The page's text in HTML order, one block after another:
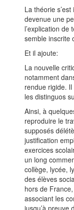
La théorie
devenue une
l’explication de
semble inscrite
Et il ajoute:
La nouvelle
notamment
rendue rigide.
les distinguos
Ainsi, à
reproduire le
supposés
justification
exercices
un long
collège, lycée,
des élèves
hors de
associant les
jusqu’à preuve